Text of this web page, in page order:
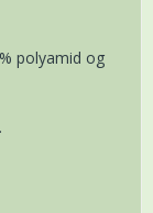
polyamid og